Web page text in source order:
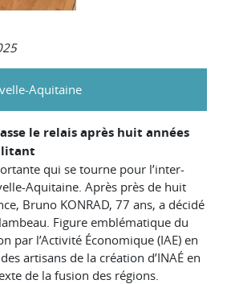
Aquitaine
le relais après huit années
qui se tourne pour l’inter-
Aquitaine. Après près de huit
Bruno KONRAD, 77 ans, a décidé
Figure emblématique du
par l’Activité Économique (IAE) en
artisans de la création d’INAÉ en
de la fusion des régions.